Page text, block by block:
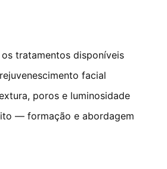
tratamentos disponíveis
facial
poros e luminosidade
— formação e abordagem